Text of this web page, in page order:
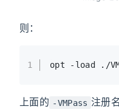
则：
1 opt -load ./
上面的 -VMPass 注册